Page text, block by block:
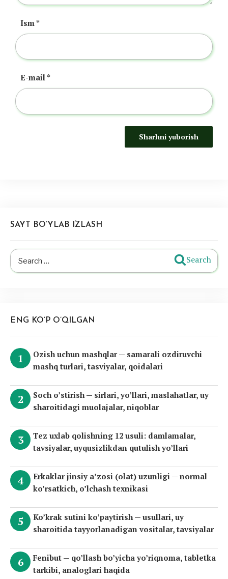
Ism*
E-mail*
SAYT BO’YLAB IZLASH
Search
for:
Search
ENG KO’P O’QILGAN
Ozish uchun mashqlar — samarali ozdiruvchi
mashq turlari, tasviyalar, qoidalari
Soch o’stirish — sirlari, yo’llari, maslahatlar, uy
sharoitidagi muolajalar, niqoblar
Tez uxlab qolishning 12 usuli: damlamalar,
tavsiyalar, uyqusizlikdan qutulish yo’llari
Erkaklar jinsiy a’zosi (olat) uzunligi — normal
ko’rsatkich, o’lchash texnikasi
Ko’krak sutini ko’paytirish — usullari, uy
sharoitida tayyorlanadigan vositalar, tavsiyalar
Fenibut — qo’llash bo’yicha yo’riqnoma, tabletka
tarkibi, analoglari haqida